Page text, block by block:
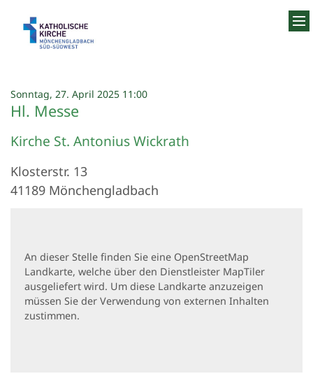
Sonntag, 27. April 2025 11:00:
Hl. Messe
Kirche St. Antonius Wickrath
Klosterstr. 13
41189 Mönchengladbach
An dieser Stelle finden Sie eine OpenStreetMap
Landkarte, welche über den Dienstleister MapTiler
ausgeliefert wird. Um diese Landkarte anzuzeigen
müssen Sie der Verwendung von externen Inhalten
zustimmen.